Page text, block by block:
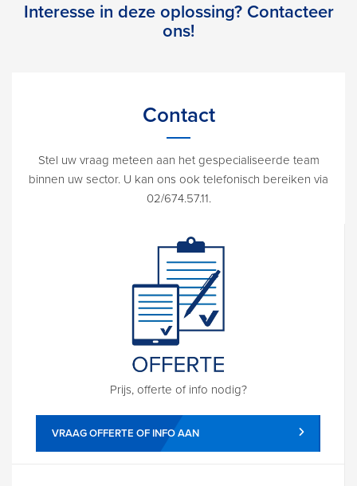
Interesse in deze oplossing? Contacteer
ons!
Contact
Stel uw vraag meteen aan het gespecialiseerde team
binnen uw sector. U kan ons ook telefonisch bereiken via
02/674.57.11.
Prijs, offerte of info nodig?
VRAAG OFFERTE OF INFO AAN